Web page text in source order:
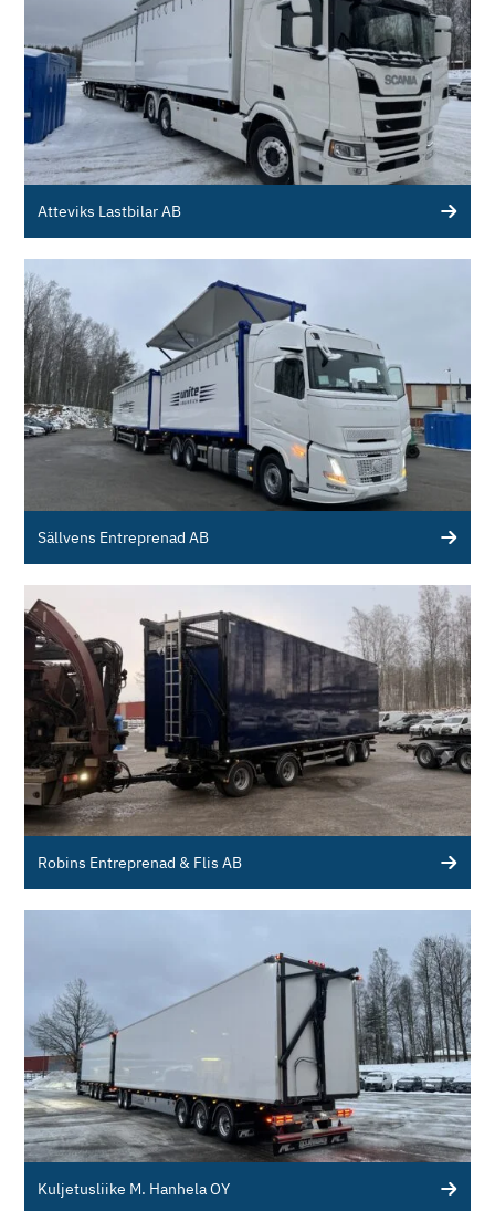
Atteviks Lastbilar AB
Sällvens Entreprenad AB
Robins Entreprenad & Flis AB
Kuljetusliike M. Hanhela OY